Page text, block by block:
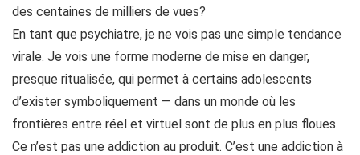
des centaines de milliers de vues?
En tant que psychiatre, je ne vois pas une simple tendance
virale. Je vois une forme moderne de mise en danger,
presque ritualisée, qui permet à certains adolescents
d’exister symboliquement — dans un monde où les
frontières entre réel et virtuel sont de plus en plus floues.
Ce n’est pas une addiction au produit. C’est une addiction à